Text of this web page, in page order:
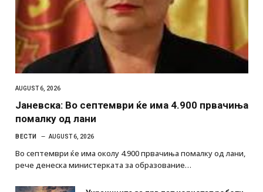
AUGUST 6, 2026
Јаневска: Во септември ќе има 4.900 првачиња
помалку од лани
ВЕСТИ AUGUST 6, 2026
Во септември ќе има околу 4.900 првачиња помалку од лани,
рече денеска министерката за образование…